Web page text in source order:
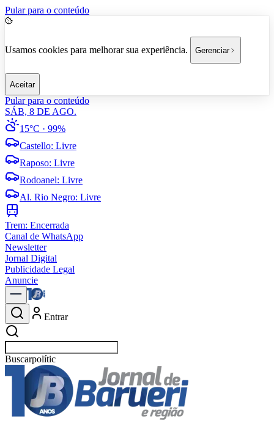
Pular para o conteúdo
Usamos cookies para melhorar sua experiência. Gerenciar
Aceitar
Pular para o conteúdo
SÁB, 8 DE AGO.
15°C · 99%
Castello: Livre
Raposo: Livre
Rodoanel: Livre
Al. Rio Negro: Livre
Trem: Encerrada
Canal de WhatsApp
Newsletter
Jornal Digital
Publicidade Legal
Anuncie
Entrar
Buscarnotícia